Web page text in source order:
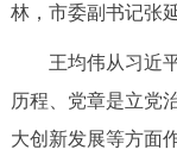
便民服务
中介服务
林，市委副书记张
王均伟从习近平
历程、党章是立党
大创新发展等方面